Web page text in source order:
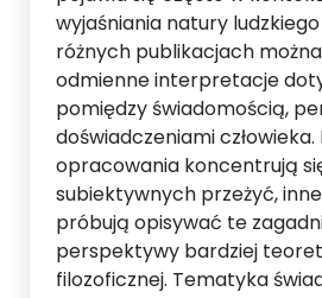
wyjaśniania natury ludzkiego
różnych publikacjach
odmienne interpretacje
pomiędzy świadomością,
doświadczeniami
opracowania koncentrują
subiektywnych przeżyć,
próbują opisywać te
perspektywy bardziej
filozoficznej. Tematyka